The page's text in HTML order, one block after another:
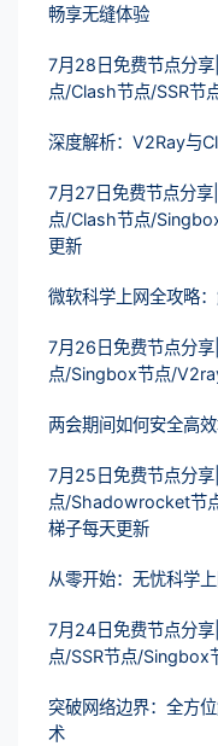
畅享无缝体验
7月28日免费节点分
点/Clash节点/SSR节
深度解析：V2Ray与
7月27日免费节点分
点/Clash节点/
更新
微软科学上网全攻略
7月26日免费节点分
点/Singbox节点/
两会期间如何安全高
7月25日免费节点分
点/Shadowrocket节
梯子每天更新
从零开始：无忧科学
7月24日免费节点分
点/SSR节点/Singbox
突破网络边界：全方
术